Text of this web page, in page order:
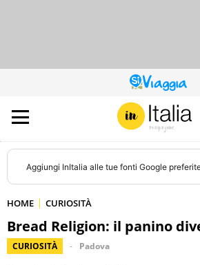
QUESTO
SITO
ALL’AUDIENCE
DI
Aggiungi InItalia alle tue fonti Google
HOME CURIOSITÀ
Bread Religion: il panino
CURIOSITÀ Padova